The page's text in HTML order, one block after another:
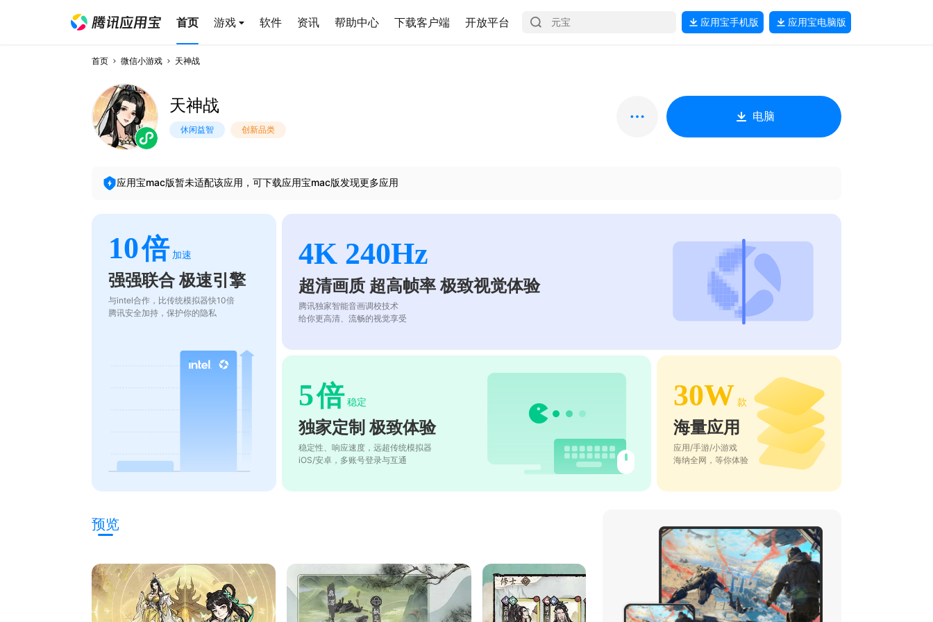
首页 游戏 软件 资讯 帮助中心 下载客户端 开放平台 应用宝手机版 应用宝电脑版
首页 微信小游戏 天神战
天神战
休闲益智 创新品类
电脑
应用宝mac版暂未适配该应用，可下载应用宝mac版发现更多应用
10倍 加速
强强联合 极速引擎
与intel合作，比传统模拟器快10倍
腾讯安全加持，保护你的隐私
4K 240Hz
超清画质 超高帧率 极致视觉体验
腾讯独家智能音画调校技术
给你更高清、流畅的视觉享受
5倍 稳定
独家定制 极致体验
稳定性、响应速度，远超传统模拟器
iOS/安卓，多账号登录与互通
30W 款
海量应用
应用/手游/小游戏
海纳全网，等你体验
预览